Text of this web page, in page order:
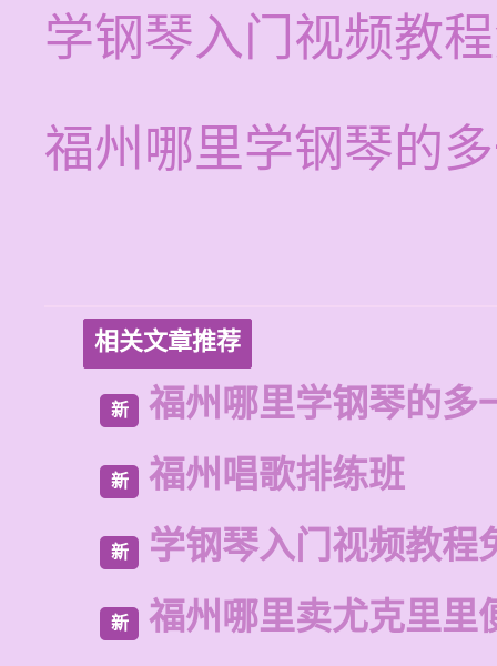
学钢琴入门视频教
福州哪里学钢琴的
相关文章推荐
新 福州哪里学钢琴的多
新 福州唱歌排练班
新 学钢琴入门视频教程
新 福州哪里卖尤克里里